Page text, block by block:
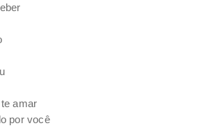
amar
por você